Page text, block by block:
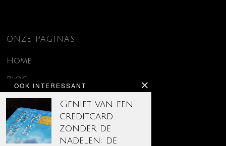
OOK INTERESSANT
Geniet van een
creditcard
zonder de
nadelen: de
ONZE PAGINA’S
Home
Blog
Contact
Disclaimer
Over ons